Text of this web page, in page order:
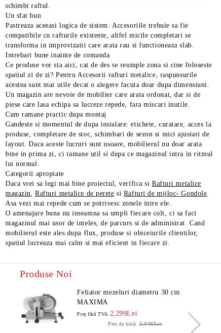
schimbi raftul.
Un sfat bun
Pastreaza aceeasi logica de sistem. Accesoriile trebuie sa fie
compatibile cu rafturile existente, altfel micile completari se
transforma in improvizatii care arata rau si functioneaza slab.
Intrebari bune inainte de comanda
Ce produse vor sta aici, cat de des se reumple zona si cine foloseste
spatiul zi de zi? Pentru Accesorii rafturi metalice, raspunsurile
acestea sunt mai utile decat o alegere facuta doar dupa dimensiuni.
Un magazin are nevoie de mobilier care arata ordonat, dar si de
piese care lasa echipa sa lucreze repede, fara miscari inutile.
Cum ramane practic dupa montaj
Gandeste si momentul de dupa instalare: etichete, curatare, acces la
produse, completare de stoc, schimbari de sezon si mici ajustari de
layout. Daca aceste lucruri sunt usoare, mobilierul nu doar arata
bine in prima zi, ci ramane util si dupa ce magazinul intra in ritmul
lui normal.
Categorii apropiate
Daca vrei sa legi mai bine proiectul, verifica si Rafturi metalice
magazin,Rafturi metalice de perete si Rafturi de mijloc- Gondole.
Asa vezi mai repede cum se potrivesc zonele intre ele.
O amenajare buna nu inseamna sa umpli fiecare colt, ci sa faci
magazinul mai usor de inteles, de parcurs si de administrat. Cand
mobilierul este ales dupa flux, produse si obiceiurile clientilor,
spatiul lucreaza mai calm si mai eficient in fiecare zi.
Produse Noi
Feliator mezeluri diametru 30 cm
MAXIMA
Preţ fără TVA 2,299Lei
Preț de listă: 3,046Lei